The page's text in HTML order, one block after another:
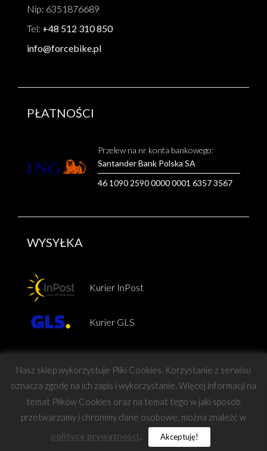
Nip: 6351876689
Tel: +48 512 310 850
info@forcebike.pl
PŁATNOŚCI
Przelew na nr konta bankowego:
Santander Bank Polska SA
46 1090 2590 0000 0001 6357 3567
WYSYŁKA
Kurier InPost
Kurier GLS
Copyright © Force
projekt i wykonanie: Barteo Mastafu Design
Nasz sklep wykorzystuje Pliki Cookies. Korzystanie z serwisu
oznacza zgodę na ich zapis i wykorzystanie. Więcej informacji na
temat Plików Cookies oraz na temat tego w jaki sposób
przetwarzamy i chronimy dane osobowe, można znaleźć w
polityce prywatności.. Akceptuję!